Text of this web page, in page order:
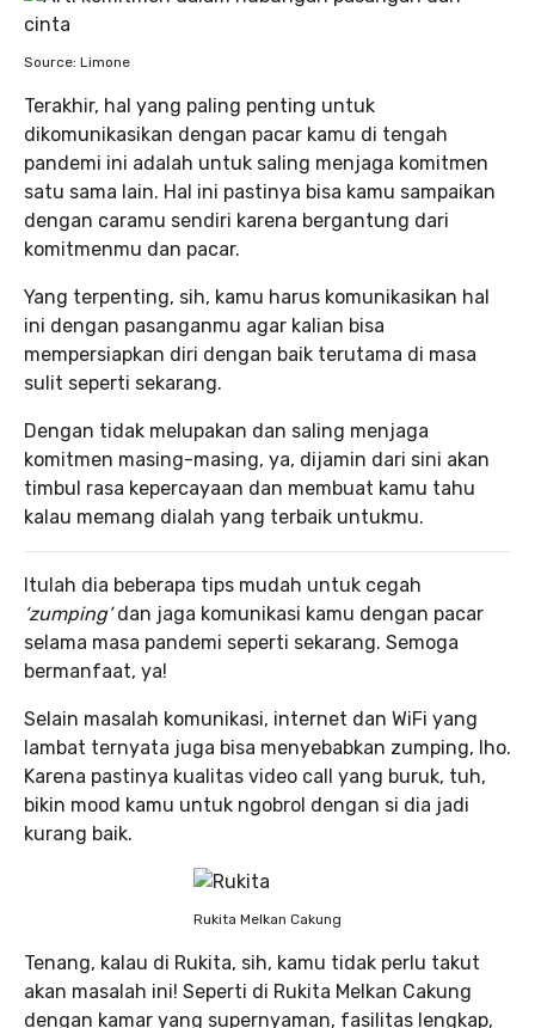
Source: Limone
Terakhir, hal yang paling penting untuk
dikomunikasikan dengan pacar kamu di tengah
pandemi ini adalah untuk saling menjaga komitmen
satu sama lain. Hal ini pastinya bisa kamu sampaikan
dengan caramu sendiri karena bergantung dari
komitmenmu dan pacar.
Yang terpenting, sih, kamu harus komunikasikan hal
ini dengan pasanganmu agar kalian bisa
mempersiapkan diri dengan baik terutama di masa
sulit seperti sekarang.
Dengan tidak melupakan dan saling menjaga
komitmen masing-masing, ya, dijamin dari sini akan
timbul rasa kepercayaan dan membuat kamu tahu
kalau memang dialah yang terbaik untukmu.
Itulah dia beberapa tips mudah untuk cegah
‘zumping’dan jaga komunikasi kamu dengan pacar
selama masa pandemi seperti sekarang. Semoga
bermanfaat, ya!
Selain masalah komunikasi, internet dan WiFi yang
lambat ternyata juga bisa menyebabkan zumping, lho.
Karena pastinya kualitas video call yang buruk, tuh,
bikin mood kamu untuk ngobrol dengan si dia jadi
kurang baik.
Rukita Melkan Cakung
Tenang, kalau di Rukita, sih, kamu tidak perlu takut
akan masalah ini! Seperti di Rukita Melkan Cakung
dengan kamar yang supernyaman, fasilitas lengkap,